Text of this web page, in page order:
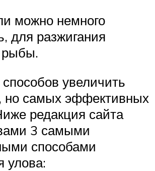
можно немного
для разжигания
рыбы.
увеличить
но самых эффективных
редакция сайта
3 самыми
способами
улова: